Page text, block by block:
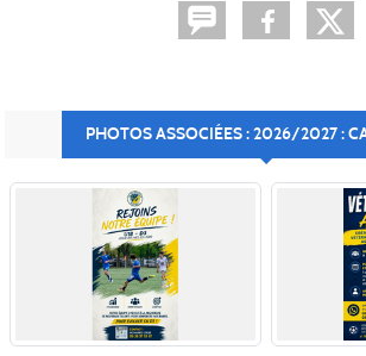
PHOTOS ASSOCIÉES : 2026/2027 :